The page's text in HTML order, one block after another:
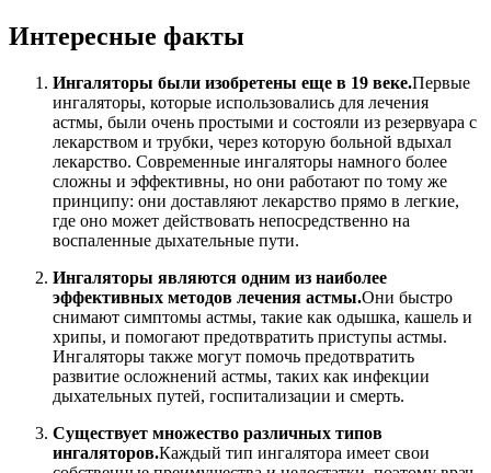
Интересные факты
Ингаляторы были изобретены еще в 19 веке.Первые
ингаляторы, которые использовались для лечения
астмы, были очень простыми и состояли из резервуара с
лекарством и трубки, через которую больной вдыхал
лекарство. Современные ингаляторы намного более
сложны и эффективны, но они работают по тому же
принципу: они доставляют лекарство прямо в легкие,
где оно может действовать непосредственно на
воспаленные дыхательные пути.
Ингаляторы являются одним из наиболее
эффективных методов лечения астмы.Они быстро
снимают симптомы астмы, такие как одышка, кашель и
хрипы, и помогают предотвратить приступы астмы.
Ингаляторы также могут помочь предотвратить
развитие осложнений астмы, таких как инфекции
дыхательных путей, госпитализации и смерть.
Существует множество различных типов
ингаляторов.Каждый тип ингалятора имеет свои